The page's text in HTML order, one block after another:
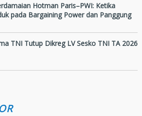
Hotman Paris–PWI: Ketika
pada Bargaining Power dan Panggung
TNI Tutup Dikreg LV Sesko TNI TA 2026